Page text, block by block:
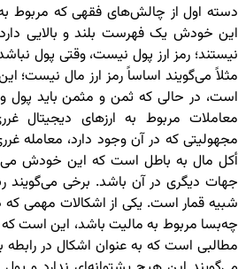
دسته اول از چالش‌های فقهی که مربوط
این خودش یک فهرست بلند و بالایی دارد.
نیستند؛ رمز ارز پول نیست، وقتی پول
مثلاً می‌گویند اساساً رمز ارز مال نیست؛
است، در حالی که ثمن و مثمن باید پول و
معاملات مربوط به ارزهای دیجیتال
مجهولیتی که در آن وجود دارد، معامله
أکل مال به باطل است که این خودش
جهات دیگری در آن باشد. برخی می‌گویند
شبیه قمار است. یکی از اشکالات مهمی
چه‌بسا مربوط به مالیت باشد، این است که
مطالبی است که به عنوان اشکال در